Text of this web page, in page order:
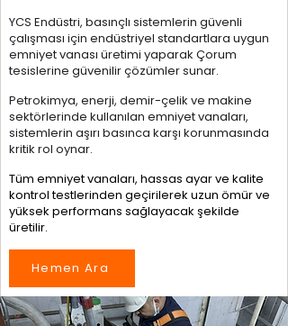
YCS Endüstri, basınçlı sistemlerin güvenli
çalışması için endüstriyel standartlara uygun
emniyet vanası üretimi yaparak Çorum
tesislerine güvenilir çözümler sunar.
Petrokimya, enerji, demir-çelik ve makine
sektörlerinde kullanılan emniyet vanaları,
sistemlerin aşırı basınca karşı korunmasında
kritik rol oynar.
Tüm emniyet vanaları, hassas ayar ve kalite
kontrol testlerinden geçirilerek uzun ömür ve
yüksek performans sağlayacak şekilde
üretilir.
Hemen Ara